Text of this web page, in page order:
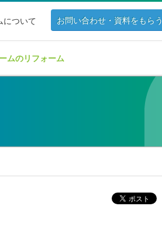
について お問い合わせ・資料をもらう
ムのリフォーム